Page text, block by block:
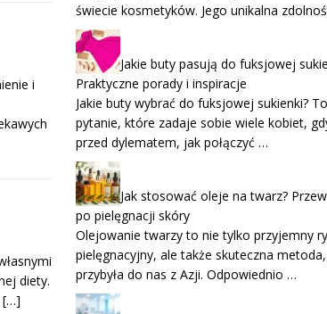
i
diety.
[…]
świecie kosmetyków. Jego unikalna
Jakie buty pasują do fuksjowej
Praktyczne porady i inspiracje
Jakie buty wybrać do fuksjowej sukienki? To
pytanie, które zadaje sobie wiele kobiet,
przed dylematem, jak połączyć …
Jak stosować oleje na twarz?
po pielęgnacji skóry
Olejowanie twarzy to nie tylko przyjemny
pielęgnacyjny, ale także skuteczna
przybyła do nas z Azji. Odpowiednio …